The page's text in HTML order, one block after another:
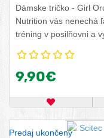
Dámske tričko - Girl
Nutrition vás nenechá ľahostajným. Ak ste zanietení pre
tréning v posilňovni a
9,90€
OBĽÚBENÝ
Predaj ukončený